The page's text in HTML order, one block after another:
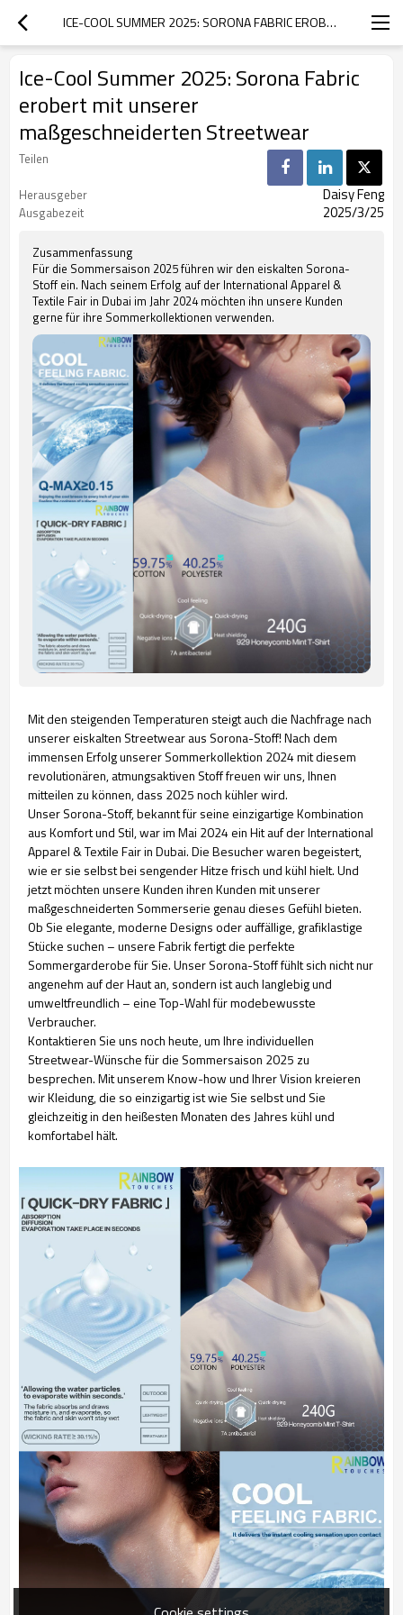
ICE-COOL SUMMER 2025: SORONA FABRIC EROBERT MIT UNSERER MASSGESCHNEIDERTEN STREETWEAR
Ice-Cool Summer 2025: Sorona Fabric
erobert mit unserer
maßgeschneiderten Streetwear
Teilen
Herausgeber
Daisy Feng
Ausgabezeit 2025/3/25
Zusammenfassung
Für die Sommersaison 2025 führen wir den eiskalten Sorona-
Stoff ein. Nach seinem Erfolg auf der International Apparel &
Textile Fair in Dubai im Jahr 2024 möchten ihn unsere Kunden
gerne für ihre Sommerkollektionen verwenden.
Mit den steigenden Temperaturen steigt auch die Nachfrage nach
unserer eiskalten Streetwear aus Sorona-Stoff! Nach dem
immensen Erfolg unserer Sommerkollektion 2024 mit diesem
revolutionären, atmungsaktiven Stoff freuen wir uns, Ihnen
mitteilen zu können, dass 2025 noch kühler wird.
Unser Sorona-Stoff, bekannt für seine einzigartige Kombination
aus Komfort und Stil, war im Mai 2024 ein Hit auf der International
Apparel & Textile Fair in Dubai. Die Besucher waren begeistert,
wie er sie selbst bei sengender Hitze frisch und kühl hielt. Und
jetzt möchten unsere Kunden ihren Kunden mit unserer
maßgeschneiderten Sommerserie genau dieses Gefühl bieten.
Ob Sie elegante, moderne Designs oder auffällige, grafiklastige
Stücke suchen – unsere Fabrik fertigt die perfekte
Sommergarderobe für Sie. Unser Sorona-Stoff fühlt sich nicht nur
angenehm auf der Haut an, sondern ist auch langlebig und
umweltfreundlich – eine Top-Wahl für modebewusste
Verbraucher.
Kontaktieren Sie uns noch heute, um Ihre individuellen
Streetwear-Wünsche für die Sommersaison 2025 zu
besprechen. Mit unserem Know-how und Ihrer Vision kreieren
wir Kleidung, die so einzigartig ist wie Sie selbst und Sie
gleichzeitig in den heißesten Monaten des Jahres kühl und
komfortabel hält.